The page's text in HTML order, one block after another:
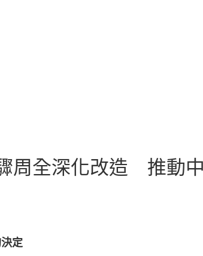
周全深化改造 推動
定